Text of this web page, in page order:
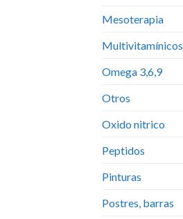
Mesoterapia
Multivitamínicos
Omega 3,6,9
Otros
Oxido nitrico
Peptidos
Pinturas
Postres, barras